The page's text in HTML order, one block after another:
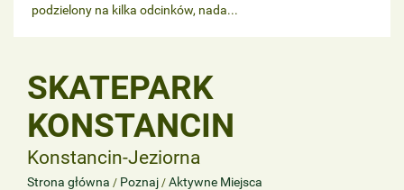
podzielony na kilka odcinków, nada...
SKATEPARK
KONSTANCIN
Konstancin-Jeziorna
Strona główna / Poznaj / Aktywne Miejsca